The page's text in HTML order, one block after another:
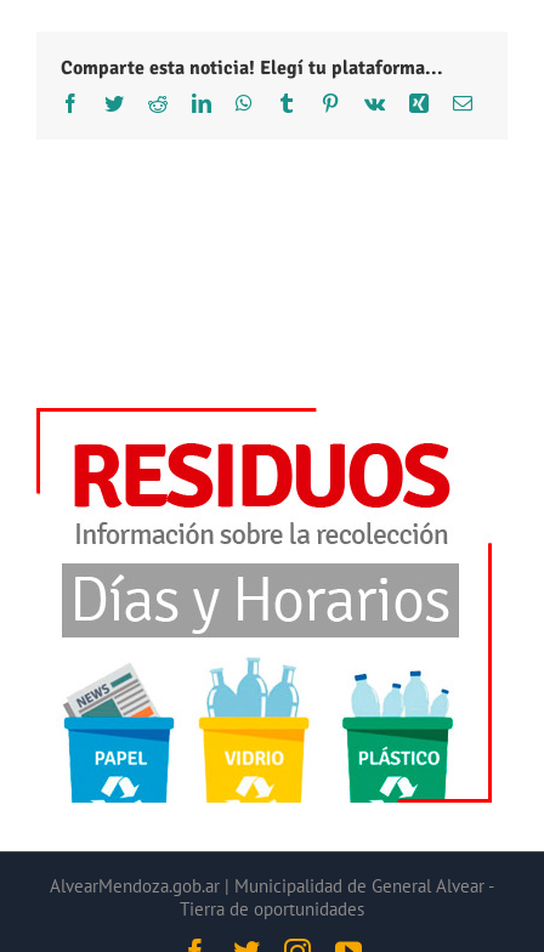
Comparte esta noticia! Elegí tu plataforma...
Facebook
TwitterRedditLinkedInWhatsApp
Tumblr Pinterest
Vk Xing Correo
AlvearMendoza.gob.ar | Municipalidad de General Alvear -
Tierra de oportunidades